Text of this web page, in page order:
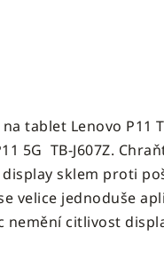
tablet Lenovo P11
5G TB-J607Z.
sklem proti
velice jednoduše
nemění citlivost